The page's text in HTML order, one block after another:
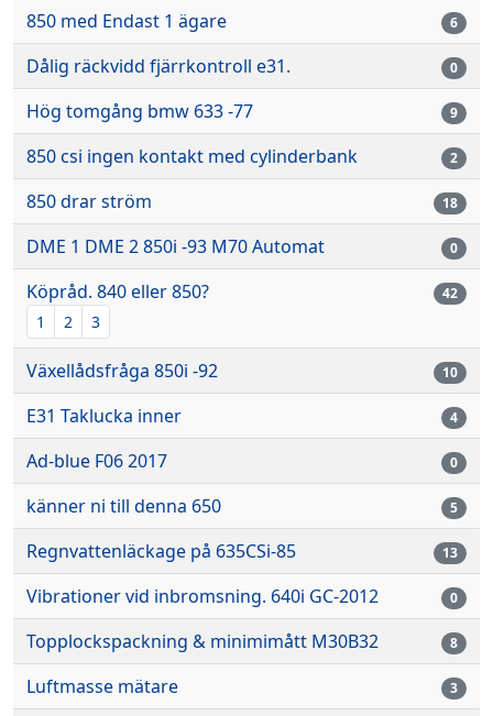
850 med Endast 1 ägare 6
Dålig räckvidd fjärrkontroll e31. 0
Hög tomgång bmw 633 -77 9
850 csi ingen kontakt med cylinderbank 2
850 drar ström 18
DME 1 DME 2 850i -93 M70 Automat 0
Köpråd. 840 eller 850?
1 2 3
42
Växellådsfråga 850i -92 10
E31 Taklucka inner 4
Ad-blue F06 2017 0
känner ni till denna 650 5
Regnvattenläckage på 635CSi-85 13
Vibrationer vid inbromsning. 640i GC-2012 0
Topplockspackning & minimimått M30B32 8
Luftmasse mätare 3